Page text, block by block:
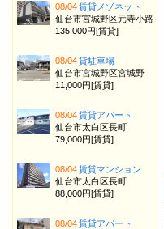
08/04賃貸メゾネット
仙台市宮城野区元寺小路
135,000円[賃貸]
08/04貸駐車場
仙台市宮城野区宮城野
11,000円[賃貸]
08/04賃貸アパート
仙台市太白区長町
79,000円[賃貸]
08/04賃貸マンション
仙台市太白区長町
88,000円[賃貸]
08/04賃貸アパート